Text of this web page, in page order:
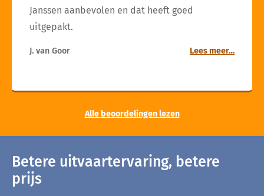
Janssen aanbevolen en dat heeft goed
uitgepakt.
J. van Goor Lees meer…
Alle beoordelingen lezen
Betere uitvaartervaring, betere
prijs